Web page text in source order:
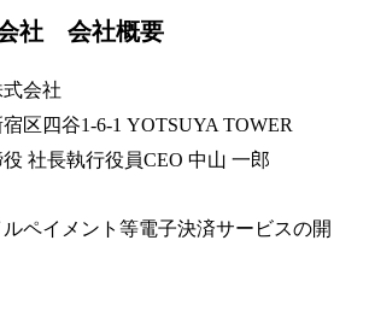
社 会社概要
式会社
区四谷1-6-1 YOTSUYA TOWER
社長執行役員CEO 中山 一郎
ペイメント等電子決済サービスの開